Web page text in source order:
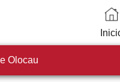
Olocau